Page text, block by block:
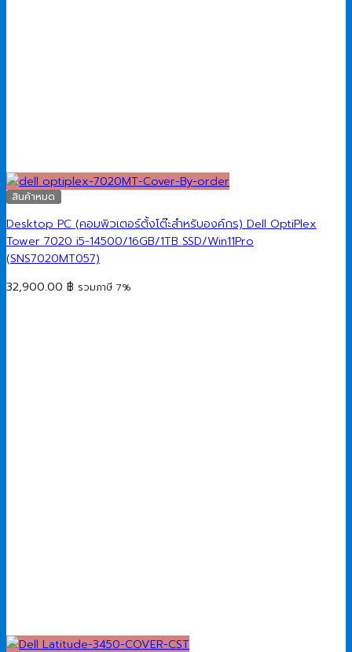
สินค้าหมด
Desktop PC (คอมพิวเตอร์ตั้งโต๊ะสำหรับองค์กร) Dell OptiPlex
Tower 7020 i5-14500/16GB/1TB SSD/Win11Pro
(SNS7020MT057)
32,900.00 ฿ รวมภาษี 7%